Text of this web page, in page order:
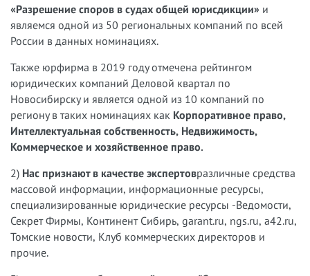
«Разрешение споров в судах общей юрисдикции» и
являемся одной из 50 региональных компаний по всей
России в данных номинациях.
Также юрфирма в 2019 году отмечена рейтингом
юридических компаний Деловой квартал по
Новосибирску и является одной из 10 компаний по
региону в таких номинациях как Корпоративное право,
Интеллектуальная собственность, Недвижимость,
Коммерческое и хозяйственное право.
2) Нас признают в качестве экспертовразличные средства
массовой информации, информационные ресурсы,
специализированные юридические ресурсы -Ведомости,
Секрет Фирмы, Континент Сибирь, garant.ru, ngs.ru, a42.ru,
Томские новости, Клуб коммерческих директоров и
прочие.